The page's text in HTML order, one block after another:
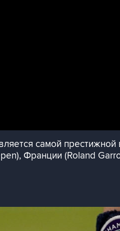
самой
Франции (Roland